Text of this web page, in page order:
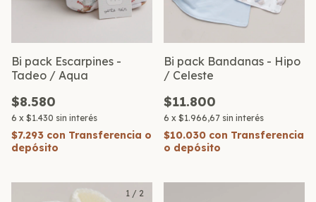
Bi pack Escarpines -
Tadeo / Aqua
$8.580
6 x $1.430 sin interés
$7.293 con Transferencia o
depósito
Bi pack Bandanas - Hipo
/ Celeste
$11.800
6 x $1.966,67 sin interés
$10.030 con Transferencia
o depósito
1 / 2